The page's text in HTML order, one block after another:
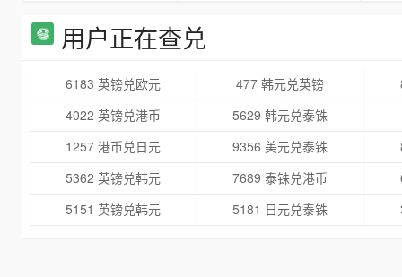
用户正在查兑
6183 英镑兑欧元 477 韩元兑英镑
4022 英镑兑港币
5629 韩元兑泰铢
1257 港币兑日元
9356 美元兑泰铢
5362 英镑兑韩元
7689 泰铢兑港币
5151 英镑兑韩元
5181 日元兑泰铢